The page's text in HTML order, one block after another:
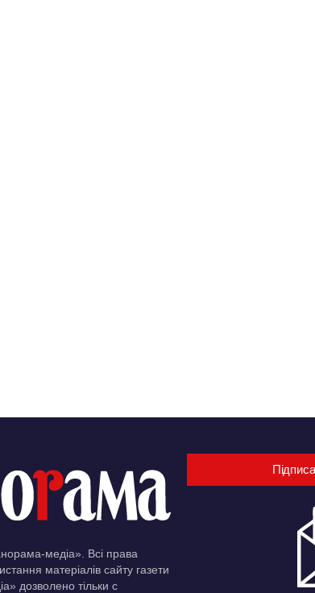
медіа». Всі права
матеріалів сайту газети
дозволено тільки c